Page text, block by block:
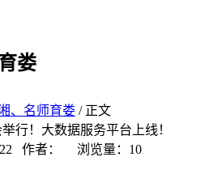
娄
、名师育娄 / 正文
行！大数据服务平台上线！
作者： 浏览量： 10